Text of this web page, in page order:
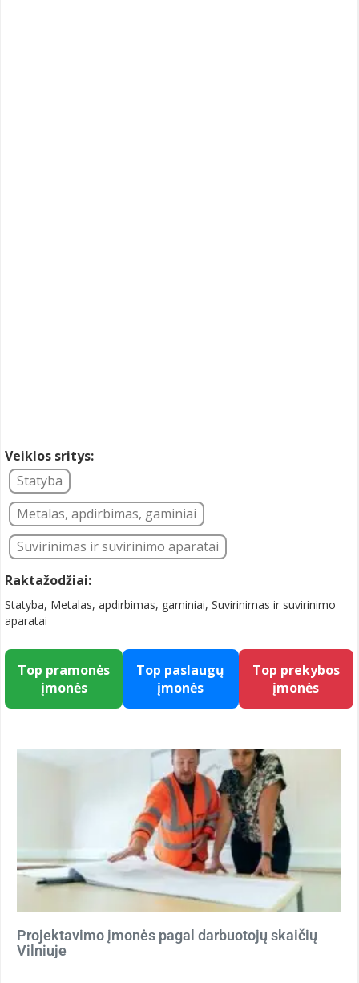
Veiklos sritys:
Statyba
Metalas, apdirbimas, gaminiai
Suvirinimas ir suvirinimo aparatai
Raktažodžiai:
Statyba, Metalas, apdirbimas, gaminiai, Suvirinimas ir suvirinimo
aparatai
Top pramonės
įmonės
Top paslaugų
įmonės
Top prekybos
įmonės
Projektavimo įmonės pagal darbuotojų skaičių
Vilniuje